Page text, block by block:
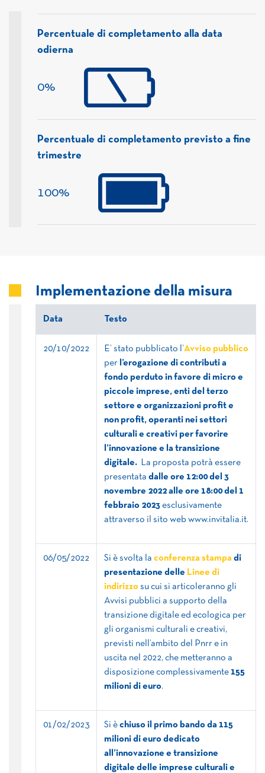
Percentuale di completamento alla data
odierna
0%
Percentuale di completamento previsto a fine
trimestre
100%
Implementazione della misura
Data Testo
20/10/2022 E’ stato pubblicato l’Avviso pubblico
per l’erogazione di contributi a
fondo perduto in favore di micro e
piccole imprese, enti del terzo
settore e organizzazioni profit e
non profit, operanti nei settori
culturali e creativi per favorire
l’innovazione e la transizione
digitale.
La proposta potrà essere
presentata dalle ore 12:00 del 3
novembre 2022 alle ore 18:00 del 1
febbraio 2023 esclusivamente
attraverso il sito web www.invitalia.it.
06/05/2022 Si è svolta la conferenza stampa di
presentazione delle Linee di
indirizzo su cui si articoleranno gli
Avvisi pubblici a supporto della
transizione digitale ed ecologica per
gli organismi culturali e creativi,
previsti nell’ambito del Pnrr e in
uscita nel 2022, che metteranno a
disposizione complessivamente 155
milioni di euro.
01/02/2023 Si è chiuso il primo bando da 115
milioni di euro dedicato
all’innovazione e transizione
digitale delle imprese culturali e